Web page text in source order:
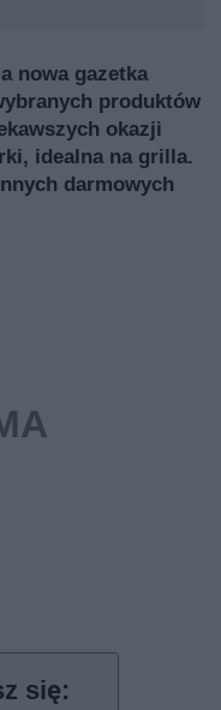
nowa gazetka
produktów
okazji
idealna na grilla.
darmowych